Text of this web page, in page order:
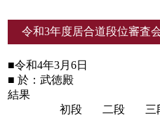
令和3年度居合道段位審査
■令和4年3月6日
■ 於：武徳殿
結果
初段
二段 三